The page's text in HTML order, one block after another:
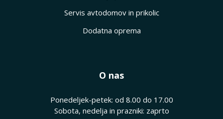
Servis avtodomov in prikolic
Dodatna oprema
O nas
Ponedeljek-petek: od 8.00 do 17.00
Sobota, nedelja in prazniki: zaprto